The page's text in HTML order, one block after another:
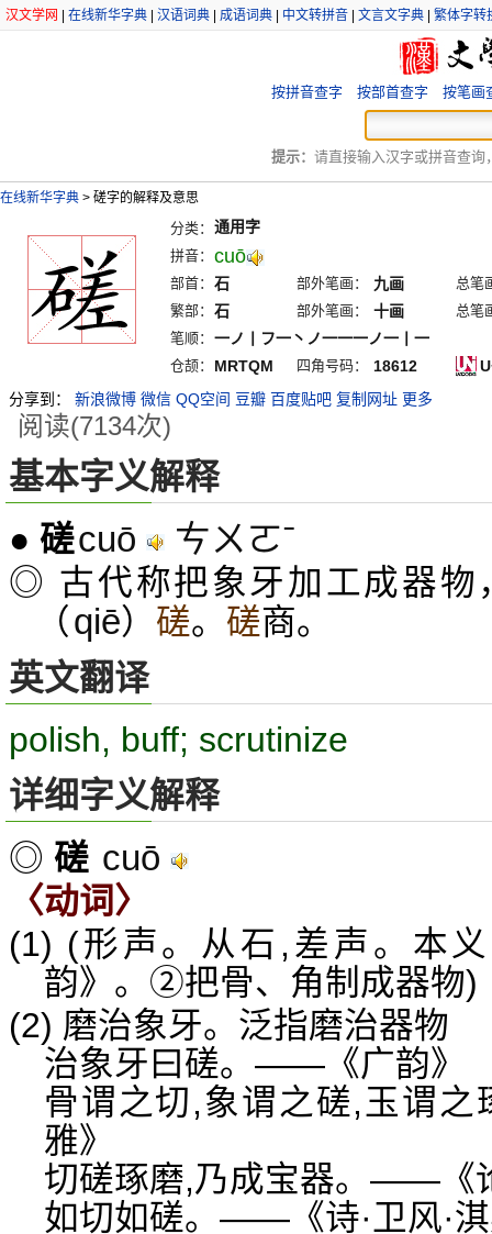
汉文学网 在线新华字典 汉语词典 成语词典 中文转拼音 文言文字典 繁体字转
按拼音查字 按部首查字 按笔画
提示： 请直接输入汉字或拼音查询
在线新华字典 > 磋字的解释及意思
分类： 通用字
拼音： cuō
部首： 石 部外笔画： 九画
总笔
繁部： 石 部外笔画： 十画
总笔
笔顺： 一ノ丨フ一丶ノ一一一ノ一丨一
仓颉： MRTQM 四角号码： 18612
分享到：
新浪微博 微信 QQ空间 豆瓣 百度贴吧 复制网址 更多
阅读(7134次)
基本字义解释
● 磋cuō ㄘㄨㄛˉ
◎ 古代称把象牙加工成器物
（qiē） 磋。 磋商。
英文翻译
polish, buff; scrutinize
详细字义解释
◎ 磋 cuō
〈动词〉
(1) (形声。从石,差声。本
韵》。②把骨、角制成器物)
(2) 磨治象牙。泛指磨治器物
治象牙曰磋。——《广韵》
骨谓之切,象谓之磋,玉谓
雅》
切磋琢磨,乃成宝器。——《
如切如磋。——《诗·卫风·